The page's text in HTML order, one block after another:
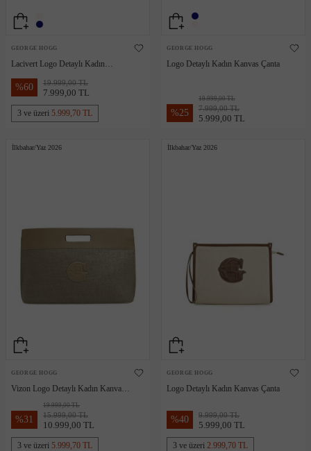
GEORGE HOGG
Lacivert Logo Detaylı Kadın
Kanvas Çanta
%60 19.999,00 TL
7.999,00 TL
3 ve üzeri 5.999,70 TL
GEORGE HOGG
Logo Detaylı Kadın Kanvas Çanta
%25
19.999,00 TL
7.999,00 TL
5.999,00 TL
İlkbahar/Yaz 2026
GEORGE HOGG
Vizon Logo Detaylı Kadın Kanvas
%31
19.999,00 TL
15.999,00 TL
10.999,00 TL
3 ve üzeri 5.999,70 TL
İlkbahar/Yaz 2026
GEORGE HOGG
Logo Detaylı Kadın Kanvas Çanta
%40 9.999,00 TL
5.999,00 TL
3 ve üzeri 2.999,70 TL